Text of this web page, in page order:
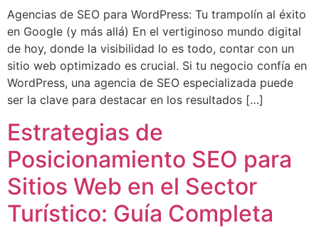
Agencias de SEO para WordPress: Tu trampolín al éxito
en Google (y más allá) En el vertiginoso mundo digital
de hoy, donde la visibilidad lo es todo, contar con un
sitio web optimizado es crucial. Si tu negocio confía en
WordPress, una agencia de SEO especializada puede
ser la clave para destacar en los resultados […]
Estrategias de
Posicionamiento SEO para
Sitios Web en el Sector
Turístico: Guía Completa